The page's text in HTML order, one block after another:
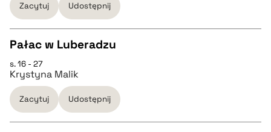
pobierz cytat
BIBTEX
pobierz cytat
Zacytuj Udostępnij
CZYSTY TEKST
pobierz cytat
Pałac w Luberadzu
s. 16 - 27
Krystyna Malik
Zacytuj Udostępnij